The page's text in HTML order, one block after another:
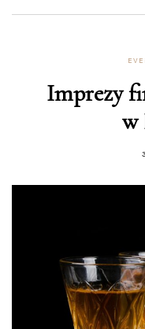
Imprezy
w